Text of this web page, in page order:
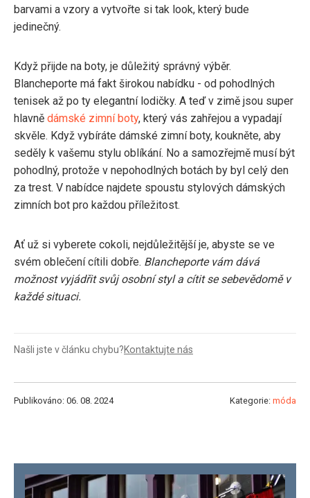
barvami a vzory a vytvořte si tak look, který bude
jedinečný.
Když přijde na boty, je důležitý správný výběr.
Blancheporte má fakt širokou nabídku - od pohodlných
tenisek až po ty elegantní lodičky. A teď v zimě jsou super
hlavně dámské zimní boty, který vás zahřejou a vypadají
skvěle. Když vybíráte dámské zimní boty, koukněte, aby
seděly k vašemu stylu oblíkání. No a samozřejmě musí být
pohodlný, protože v nepohodlných botách by byl celý den
za trest. V nabídce najdete spoustu stylových dámských
zimních bot pro každou příležitost.
Ať už si vyberete cokoli, nejdůležitější je, abyste se ve
svém oblečení cítili dobře. Blancheporte vám dává
možnost vyjádřit svůj osobní styl a cítit se sebevědomě v
každé situaci.
Našli jste v článku chybu?Kontaktujte nás
Publikováno: 06. 08. 2024 Kategorie: móda